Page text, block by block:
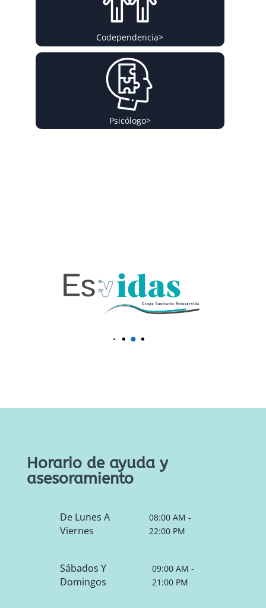
Codependencia>
Psicólogo>
Horario de ayuda y
asesoramiento
De Lunes A
Viernes
08:00 AM -
22:00 PM
Sábados Y
Domingos
09:00 AM -
21:00 PM